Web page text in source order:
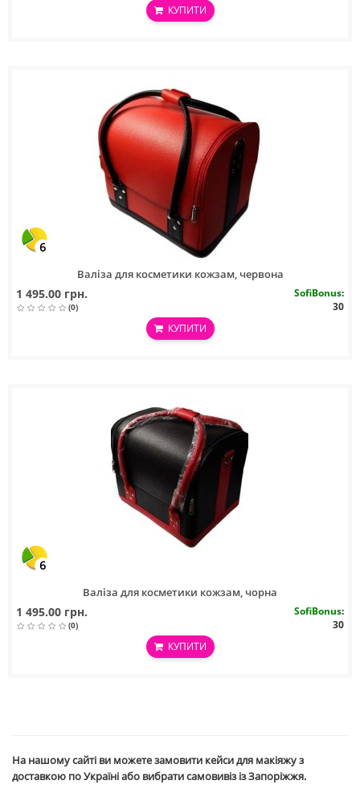
КУПИТИ
6
Валіза для косметики кожзам, червона
1 495.00 грн.
(0)
SofiBonus:
30
КУПИТИ
6
Валіза для косметики кожзам, чорна
1 495.00 грн.
(0)
SofiBonus:
30
КУПИТИ
На нашому сайті ви можете замовити кейси для макіяжуз
доставкою по Україні або вибрати самовивіз із Запоріжжя.